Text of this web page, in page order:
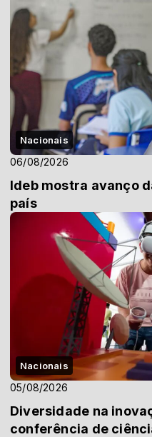
Nacionais
06/08/2026
Ideb mostra avanço
país
Nacionais
05/08/2026
Diversidade na
conferência de